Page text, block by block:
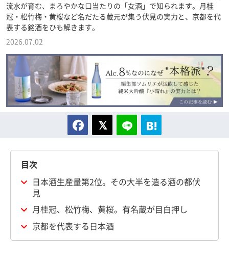
流水が育む、まろやかな口当たりの「女酒」で知られます。月桂
冠・松竹梅・黄桜など名だたる蔵元が集う伏見の実力と、京都を代
表する銘酒をひも解きます。
2026.07.02
目次
日本酒生産量第2位。その大半を造る酒の都伏
見
月桂冠、松竹梅、黄桜。有名蔵が目白押し
京都を代表する日本酒